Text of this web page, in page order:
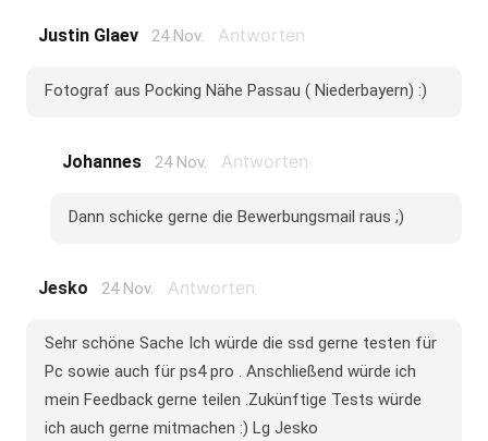
Justin Glaev 24 Nov. Antworten
Fotograf aus Pocking Nähe Passau ( Niederbayern) :)
Johannes 24 Nov. Antworten
Dann schicke gerne die Bewerbungsmail raus ;)
Jesko 24 Nov. Antworten
Sehr schöne Sache Ich würde die ssd gerne testen für
Pc sowie auch für ps4 pro . Anschließend würde ich
mein Feedback gerne teilen .Zukünftige Tests würde
ich auch gerne mitmachen :) Lg Jesko